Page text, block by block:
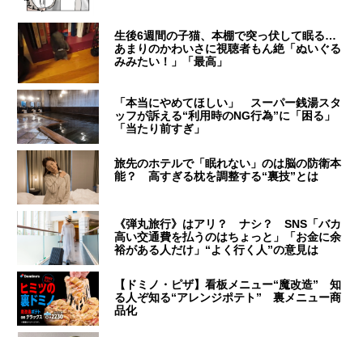
生後6週間の子猫、本棚で突っ伏して眠る…
あまりのかわいさに視聴者もん絶「ぬいぐる
みみたい！」「最高」
「本当にやめてほしい」 スーパー銭湯スタ
ッフが訴える“利用時のNG行為”に「困る」
「当たり前すぎ」
旅先のホテルで「眠れない」のは脳の防衛本
能？ 高すぎる枕を調整する“裏技”とは
《弾丸旅行》はアリ？ ナシ？ SNS「バカ
高い交通費を払うのはちょっと」「お金に余
裕がある人だけ」“よく行く人”の意見は
【ドミノ・ピザ】看板メニュー“魔改造” 知
る人ぞ知る“アレンジポテト” 裏メニュー商
品化